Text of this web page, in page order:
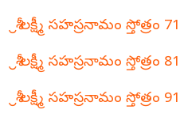
శ్రీ లక్ష్మీ సహస్రనామం స్తోత్రం
శ్రీ లక్ష్మీ సహస్రనామం స్తోత్రం
శ్రీ లక్ష్మీ సహస్రనామం స్తోత్రం